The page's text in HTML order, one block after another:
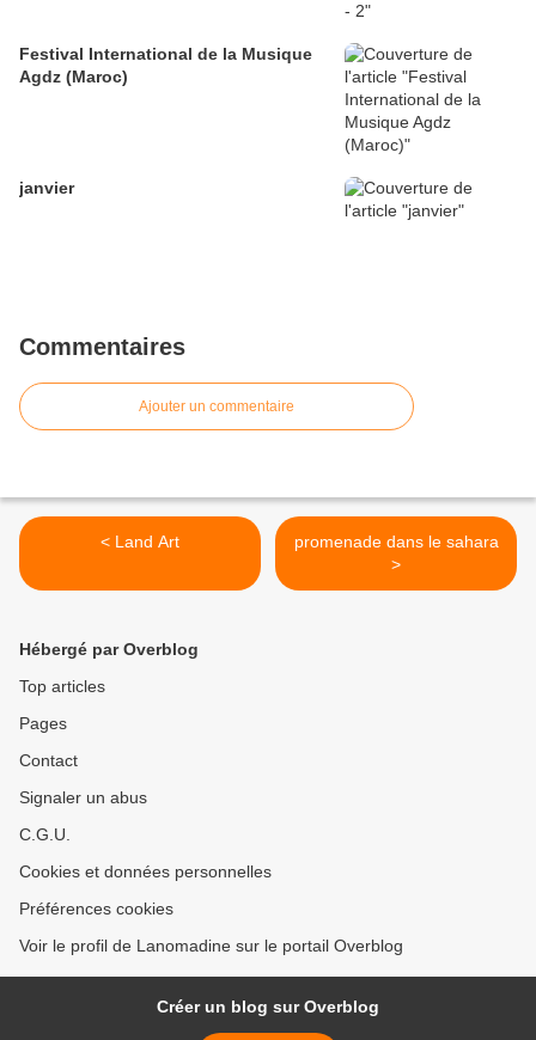
Festival International de la Musique
Agdz (Maroc)
janvier
Commentaires
Ajouter un commentaire
< Land Art
promenade dans le sahara
>
Hébergé par Overblog
Top articles
Pages
Contact
Signaler un abus
C.G.U.
Cookies et données personnelles
Préférences cookies
Voir le profil de Lanomadine sur le portail Overblog
Créer un blog sur Overblog